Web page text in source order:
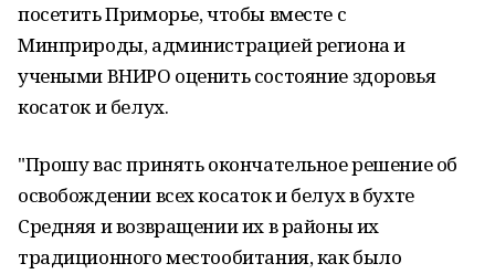
посетить Приморье, чтобы вместе с
Минприроды, администрацией региона и
учеными ВНИРО оценить состояние здоровья
косаток и белух.
"Прошу вас принять окончательное решение об
освобождении всех косаток и белух в бухте
Средняя и возвращении их в районы их
традиционного местообитания, как было